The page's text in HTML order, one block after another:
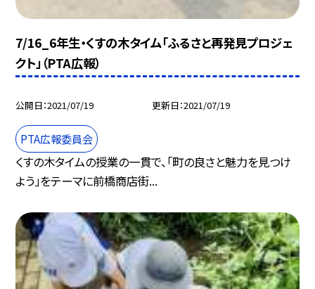
7/16_6年生・くすの木タイム「ふるさと再発見プロジェ
クト」（PTA広報）
公開日 2021/07/19 更新日 2021/07/19
PTA広報委員会
くすの木タイムの授業の一貫で、「町の良さと魅力を見つけ
よう」をテーマに前橋商店街...